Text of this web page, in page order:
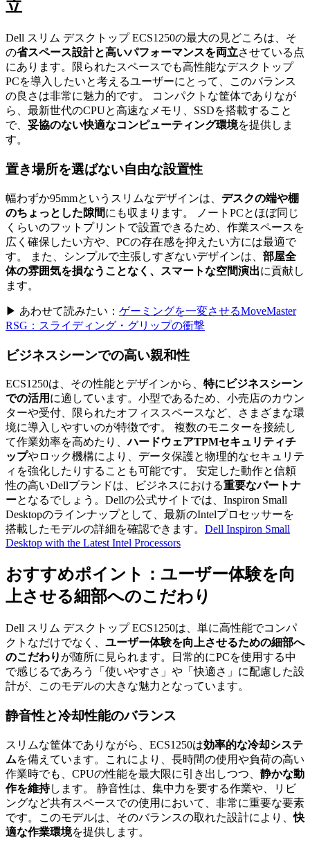
立
Dell スリム デスクトップ ECS1250の最大の見どころは、そ
の省スペース設計と高いパフォーマンスを両立させている点
にあります。限られたスペースでも高性能なデスクトップ
PCを導入したいと考えるユーザーにとって、このバランス
の良さは非常に魅力的です。 コンパクトな筐体でありなが
ら、最新世代のCPUと高速なメモリ、SSDを搭載すること
で、 妥協のない快適なコンピューティング環境を提供しま
す。
置き場所を選ばない自由な設置性
幅わずか95mmというスリムなデザインは、 デスクの端や棚
のちょっとした隙間にも収まります。 ノートPCとほぼ同じ
くらいのフットプリントで設置できるため、作業スペースを
広く確保したい方や、PCの存在感を抑えたい方には最適で
す。 また、シンプルで主張しすぎないデザインは、 部屋全
体の雰囲気を損なうことなく、スマートな空間演出に貢献し
ます。
▶ あわせて読みたい： ゲーミングを一変させるMoveMaster
RSG：スライディング・グリップの衝撃
ビジネスシーンでの高い親和性
ECS1250は、その性能とデザインから、 特にビジネスシーン
での活用 に適しています。小型であるため、小売店のカウン
ターや受付、限られたオフィススペースなど、さまざまな環
境に導入しやすいのが特徴です。 複数のモニターを接続し
て作業効率を高めたり、ハードウェアTPMセキュリティチ
ップやロック機構により、データ保護と物理的なセキュリテ
ィを強化したりすることも可能です。 安定した動作と信頼
性の高いDellブランドは、ビジネスにおける重要なパートナ
ーとなるでしょう。Dellの公式サイトでは、Inspiron Small
Desktopのラインナップとして、最新のIntelプロセッサーを
搭載したモデルの詳細を確認できます。 Dell Inspiron Small
Desktop with the Latest Intel Processors
おすすめポイント：ユーザー体験を向
上させる細部へのこだわり
Dell スリム デスクトップ ECS1250は、単に高性能でコンパ
クトなだけでなく、 ユーザー体験を向上させるための細部へ
のこだわり が随所に見られます。日常的にPCを使用する中
で感じるであろう「使いやすさ」や「快適さ」に配慮した設
計が、このモデルの大きな魅力となっています。
静音性と冷却性能のバランス
スリムな筐体でありながら、ECS1250は効率的な冷却システ
ムを備えています。これにより、長時間の使用や負荷の高い
作業時でも、CPUの性能を最大限に引き出しつつ、 静かな動
作を維持します。 静音性は、集中力を要する作業や、リビ
ングなど共有スペースでの使用において、非常に重要な要素
です。このモデルは、そのバランスの取れた設計により、快
適な作業環境を提供します。